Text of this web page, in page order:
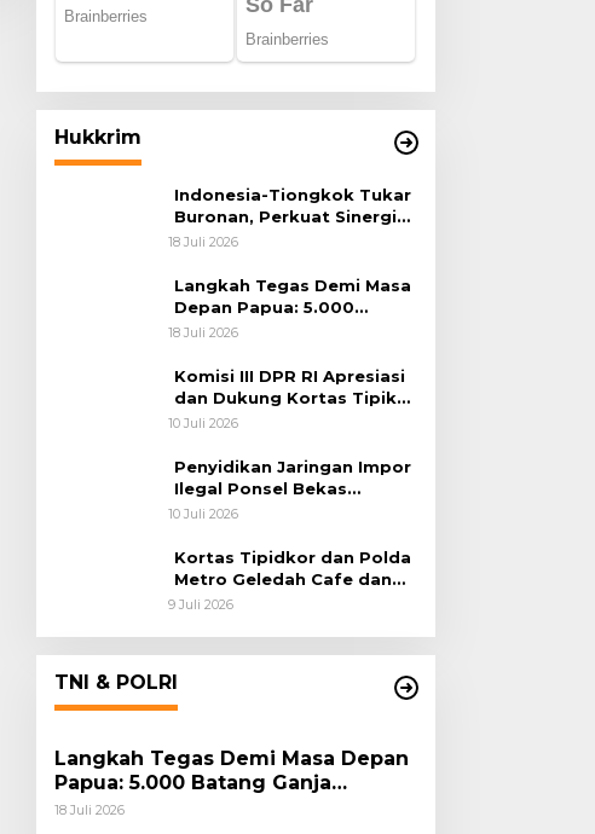
Hukkrim
Indonesia-Tiongkok Tukar
Buronan, Perkuat Sinergi
Penegakan Hukum Lintas
18 Juli 2026
Langkah Tegas Demi Masa
Depan Papua: 5.000
Batang Ganja Berhasil
Habema
18 Juli 2026
Komisi III DPR RI Apresiasi
dan Dukung Kortas Tipikor
Polri Usut Dugaan Korupsi
10 Juli 2026
Penyidikan Jaringan Impor
Ilegal Ponsel Bekas
Rampung, Tiga Tersangka
10 Juli 2026
Kortas Tipidkor dan Polda
Metro Geledah Cafe dan
Money Changer
9 Juli 2026
TNI & POLRI
Langkah Tegas Demi Masa Depan
Papua: 5.000 Batang Ganja
Berhasil Diungkap Koops TNI
18 Juli 2026